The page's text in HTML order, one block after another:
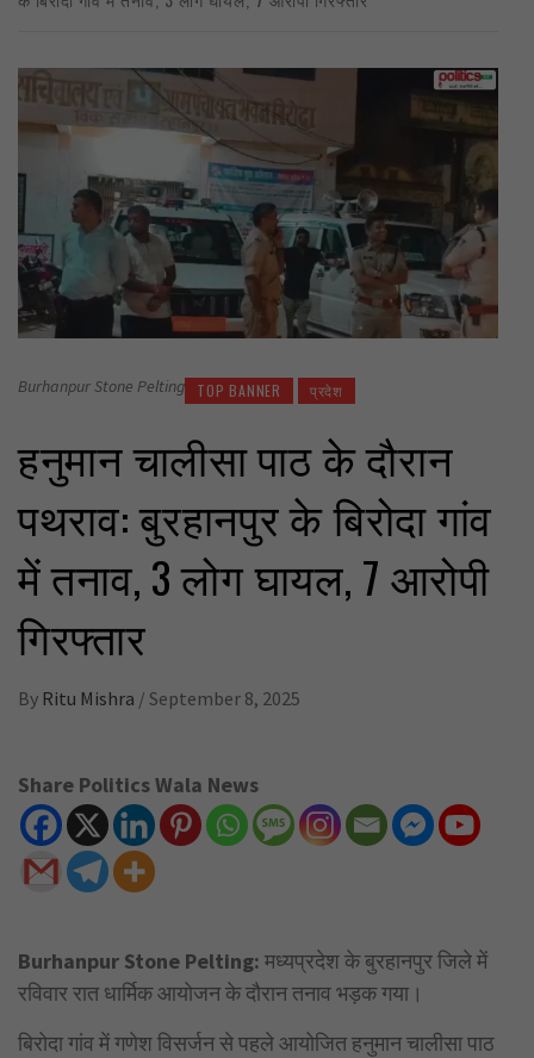
Burhanpur Stone Pelting TOP BANNER प्रदेश
हनुमान चालीसा पाठ के दौरान
पथराव: बुरहानपुर के बिरोदा गांव
में तनाव, 3 लोग घायल, 7 आरोपी
गिरफ्तार
By Ritu Mishra / September 8, 2025
Share Politics Wala News
Burhanpur Stone Pelting: मध्यप्रदेश के बुरहानपुर जिले में
रविवार रात धार्मिक आयोजन के दौरान तनाव भड़क गया।
बिरोदा गांव में गणेश विसर्जन से पहले आयोजित हनुमान चालीसा पाठ